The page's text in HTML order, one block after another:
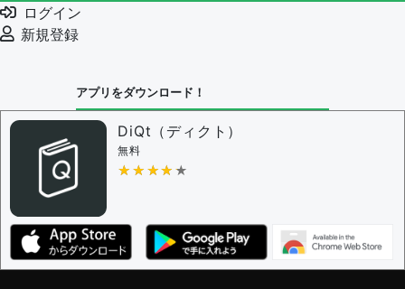
ログイン
新規登録
アプリをダウンロード！
DiQt（ディクト）
無料
★★★★★
★★★★★